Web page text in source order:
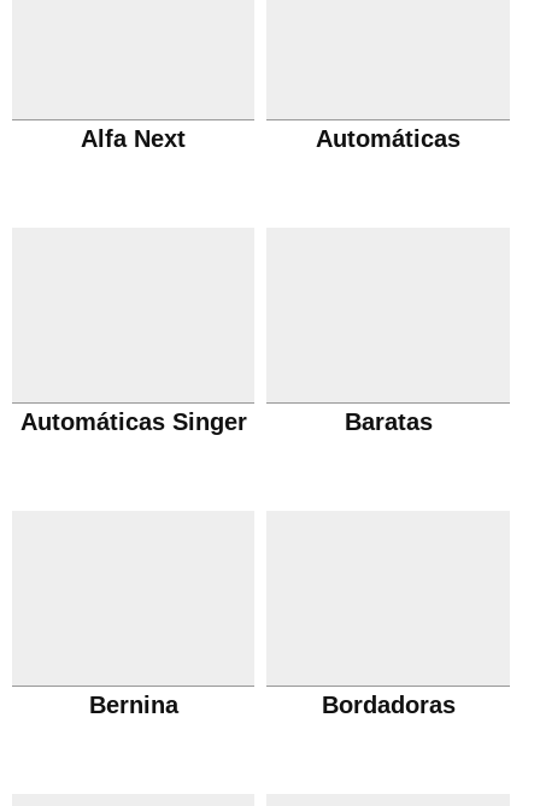
Alfa Next Automáticas
Automáticas Singer Baratas
Bernina Bordadoras